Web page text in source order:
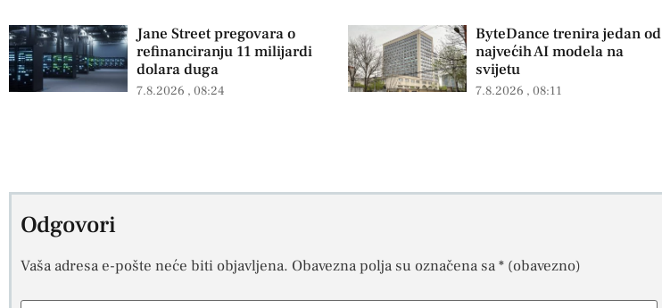
Jane Street pregovara o
refinanciranju 11 milijardi
dolara duga
7.8.2026 08:24
ByteDance trenira jedan od
najvećih AI modela na
svijetu
7.8.2026 08:11
Odgovori
Vaša adresa e-pošte neće biti objavljena. Obavezna polja su označena sa* (obavezno)